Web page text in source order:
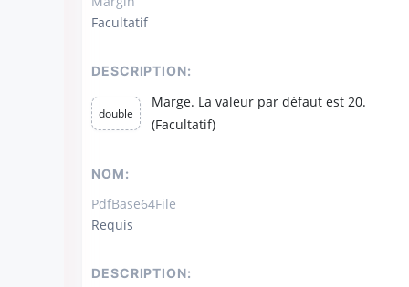
Facultatif
DESCRIPTION:
double
Marge. La valeur par défaut est 20.
(Facultatif)
NOM:
PdfBase64File
Requis
DESCRIPTION: